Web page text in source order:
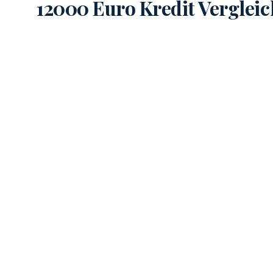
12000 Euro Kredit